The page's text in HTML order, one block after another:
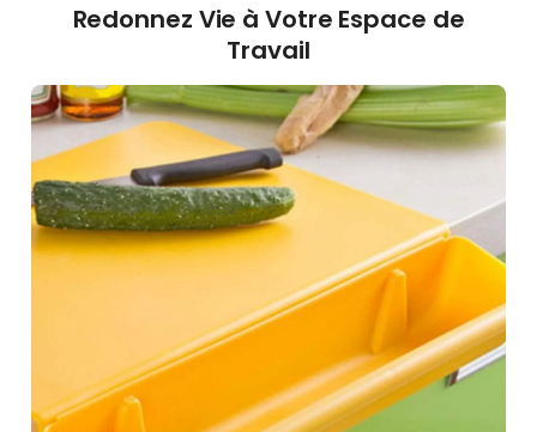
Redonnez Vie à Votre Espace de
Travail